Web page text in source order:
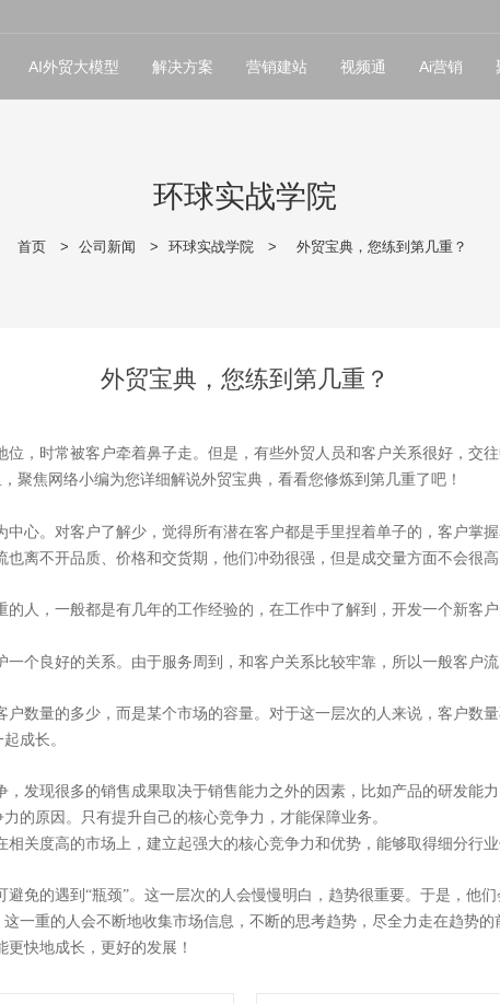
AI外贸大模型 解决方案 营销建站 视频通 Ai营销
环球实战学院
首页 > 公司新闻 > 环球实战学院 > 外贸宝典，您练到第几重？
外贸宝典，您练到第几重？
，时常被客户牵着鼻子走。但是，有些外贸人员和客户关系很好，交
聚焦网络小编为您详细解说外贸宝典，看看您修炼到第几重了吧！
心。对客户了解少，觉得所有潜在客户都是手里捏着单子的，客户掌握
离不开品质、价格和交货期，他们冲劲很强，但是成交量方面不会很
人，一般都是有几年的工作经验的，在工作中了解到，开发一个新客
个良好的关系。由于服务周到，和客户关系比较牢靠，所以一般客户流
数量的多少，而是某个市场的容量。对于这一层次的人来说，客户数
成长。
，发现很多的销售成果取决于销售能力之外的因素，比如产品的研发能
的原因。只有提升自己的核心竞争力，才能保障业务。
关度高的市场上，建立起强大的核心竞争力和优势，能够取得细分行业
免的遇到“瓶颈”。这一层次的人会慢慢明白，趋势很重要。于是，他
一重的人会不断地收集市场信息，不断的思考趋势，尽全力走在趋势的
快地成长，更好的发展！
聚焦网络
网络营销更简单有效”为使命，深入人工智能自然语言处理、机器学习、数据挖掘 等
能自动化营销系统，凭借着上线快、效果好、功能强大、高性价比的特点，成为了